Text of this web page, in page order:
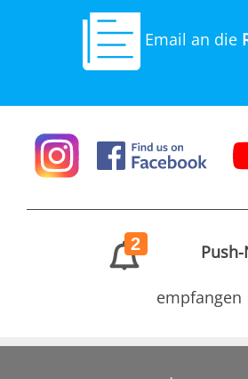
Email an die
2
empfangen